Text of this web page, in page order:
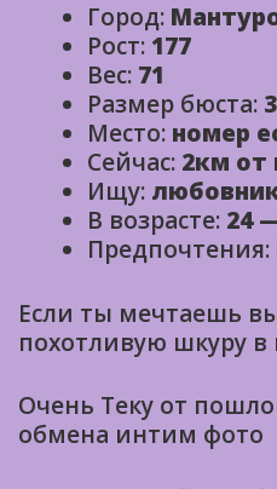
Город:
Рост: 177
Вес: 71
Размер бюста: 3
Место: номер
Сейчас: 2км от
Ищу:
В возрасте: 24
Предпочтения:
Если ты мечтаешь
похотливую шкуру в
Очень Теку от
обмена интим фото